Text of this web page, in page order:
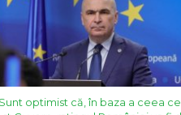
optimist că, în baza a ceea